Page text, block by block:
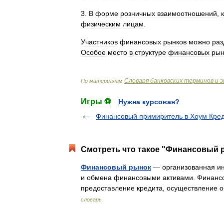
3 В форме розничных взаимоотношений
физическим лицам
Участников финансовых рынков можно
Особое место в структуре финансовых
По материалам Словаря банковских терминов и
Игры ⚽
Нужна курсовая?
Финансовый примиритель в Хоум
Смотреть что такое "Финансовый
Финансовый рынок — организованная
и обмена финансовыми активами.
предоставление кредита,
словарь